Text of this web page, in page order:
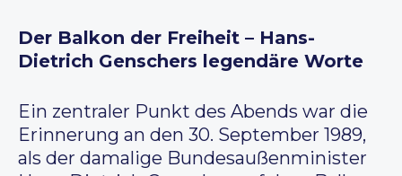
Der Balkon der Freiheit – Hans-
Dietrich Genschers legendäre Worte
Ein zentraler Punkt des Abends war die
Erinnerung an den 30. September 1989,
als der damalige Bundesaußenminister